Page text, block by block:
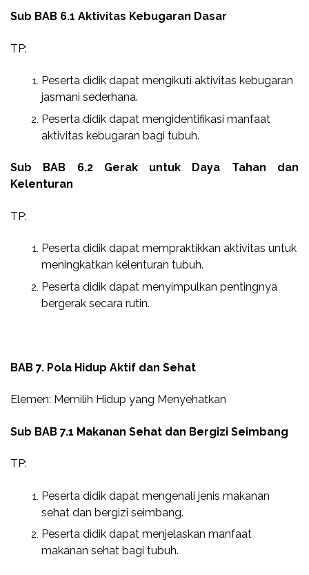
Sub BAB 6.1 Aktivitas Kebugaran Dasar
TP:
Peserta didik dapat mengikuti aktivitas kebugaran
jasmani sederhana.
Peserta didik dapat mengidentifikasi manfaat
aktivitas kebugaran bagi tubuh.
Sub BAB 6.2 Gerak untuk Daya Tahan dan
Kelenturan
TP:
Peserta didik dapat mempraktikkan aktivitas untuk
meningkatkan kelenturan tubuh.
Peserta didik dapat menyimpulkan pentingnya
bergerak secara rutin.
BAB 7. Pola Hidup Aktif dan Sehat
Elemen: Memilih Hidup yang Menyehatkan
Sub BAB 7.1 Makanan Sehat dan Bergizi Seimbang
TP:
Peserta didik dapat mengenali jenis makanan
sehat dan bergizi seimbang.
Peserta didik dapat menjelaskan manfaat
makanan sehat bagi tubuh.